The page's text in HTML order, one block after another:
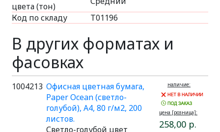
цвета (тон)
Код по складу
Т01196
В других форматах и
фасовках
1004213 Офисная цветная бумага,
Paper Ocean (светло-
голубой), A4, 80 г/м2, 200
листов.
Светло-голубой цвет
наличие:
цена [розница]:
258,00 р.